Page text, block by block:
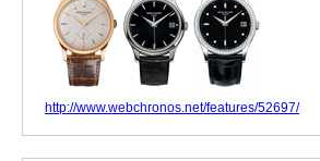
http://www.webchronos.net/features/52697/